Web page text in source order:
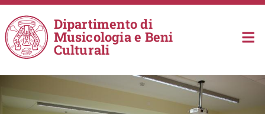
Salta al contenuto principale
Dipartimento di
Musicologia e Beni
Culturali